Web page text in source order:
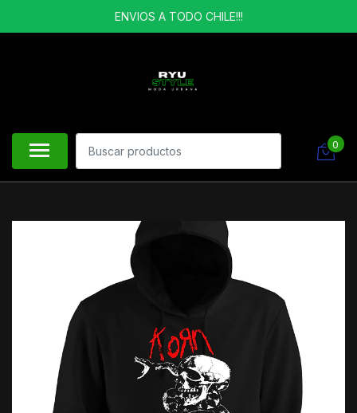
ENVIOS A TODO CHILE!!!
0